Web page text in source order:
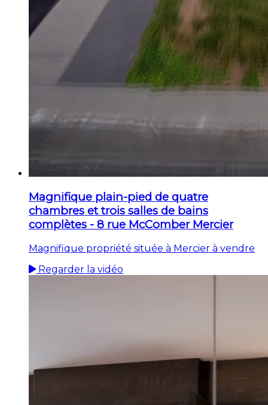
Magnifique plain-pied de quatre
chambres et trois salles de bains
complètes - 8 rue McComber Mercier
Magnifique propriété située à Mercier à vendre
Regarder la vidéo